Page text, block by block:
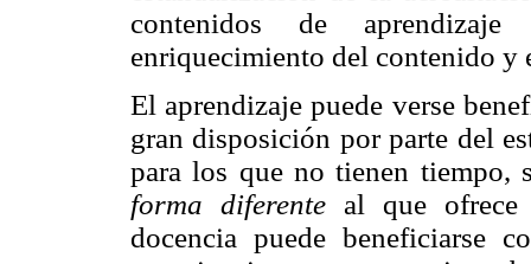
contenidos de
enriquecimiento del contenido y
El aprendizaje puede verse
gran disposición por parte del
para los que no tienen tiempo,
forma diferenteal que ofrece
docencia puede beneficiarse